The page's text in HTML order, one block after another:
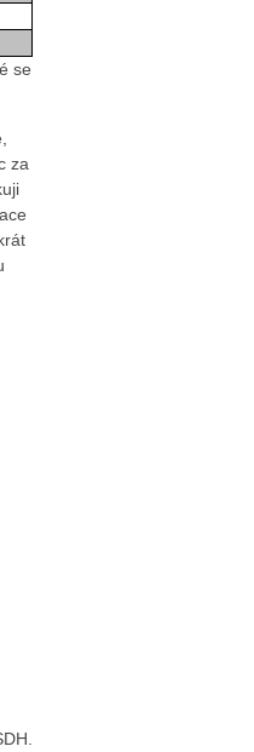
se
za